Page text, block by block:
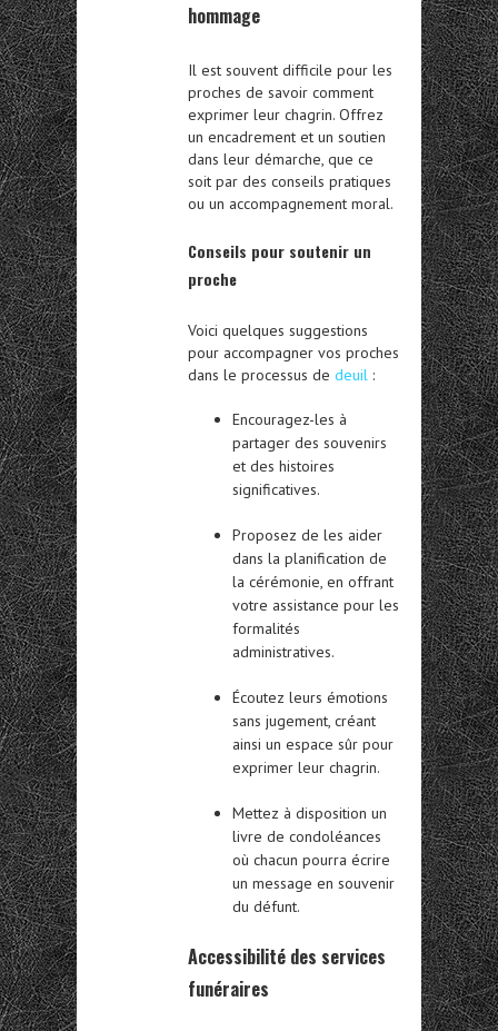
hommage
Il est souvent difficile pour les
proches de savoir comment
exprimer leur chagrin. Offrez
un encadrement et un soutien
dans leur démarche, que ce
soit par des conseils pratiques
ou un accompagnement moral.
Conseils pour soutenir un
proche
Voici quelques suggestions
pour accompagner vos proches
dans le processus de deuil :
Encouragez-les à
partager des souvenirs
et des histoires
significatives.
Proposez de les aider
dans la planification de
la cérémonie, en offrant
votre assistance pour les
formalités
administratives.
Écoutez leurs émotions
sans jugement, créant
ainsi un espace sûr pour
exprimer leur chagrin.
Mettez à disposition un
livre de condoléances
où chacun pourra écrire
un message en souvenir
du défunt.
Accessibilité des services
funéraires